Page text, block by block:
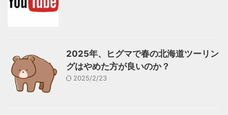
2025年、ヒグマで春の北海道ツーリン
グはやめた方が良いのか？
2025/2/23